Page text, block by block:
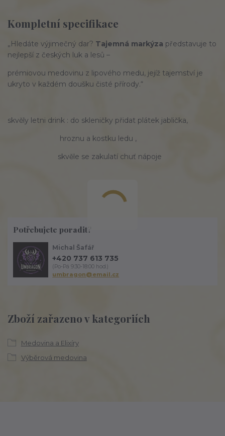
Kompletní specifikace
„Hledáte výjimečný dar? Tajemná markýza představuje to
nejlepší z českých luk a lesů –
prémiovou medovinu z lipového medu, jejíž tajemství je
ukryto v každém doušku čisté přírody.“
skvěly letni drink : do skleničky přidat plátek jablička,
hroznu a kostku ledu ,
skvěle se zakulatí chuť nápoje
Zboží zařazeno v kategoriích
Medovina a Elixíry
Výběrová medovina
Potřebujete poradit?
Michal Šafář
+420 737 613 735
(Po-Pá 9:30-18:00 hod.)
umbragon@email.cz